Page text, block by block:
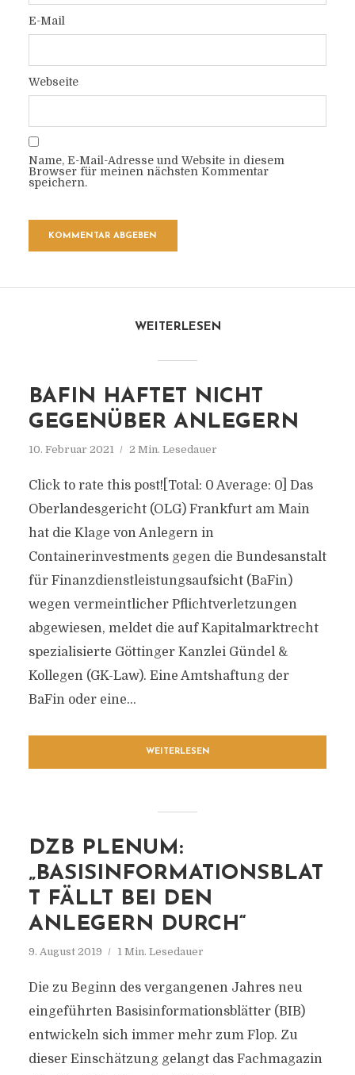
E-Mail
Webseite
Name, E-Mail-Adresse und Website in diesem
Browser für meinen nächsten Kommentar
speichern.
WEITERLESEN
BAFIN HAFTET NICHT
GEGENÜBER ANLEGERN
10. Februar 2021 2 Min. Lesedauer
Click to rate this post![Total: 0 Average: 0] Das
Oberlandesgericht (OLG) Frankfurt am Main
hat die Klage von Anlegern in
Containerinvestments gegen die Bundesanstalt
für Finanzdienstleistungsaufsicht (BaFin)
wegen vermeintlicher Pflichtverletzungen
abgewiesen, meldet die auf Kapitalmarktrecht
spezialisierte Göttinger Kanzlei Gündel &
Kollegen (GK-Law). Eine Amtshaftung der
BaFin oder eine...
WEITERLESEN
DZB PLENUM:
„BASISINFORMATIONSBLAT
T FÄLLT BEI DEN
ANLEGERN DURCH“
9. August 2019 1 Min. Lesedauer
Die zu Beginn des vergangenen Jahres neu
eingeführten Basisinformationsblätter (BIB)
entwickeln sich immer mehr zum Flop. Zu
dieser Einschätzung gelangt das Fachmagazin